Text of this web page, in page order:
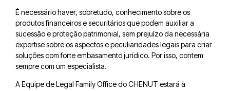
É necessário haver, sobretudo, conhecimento sobre os
produtos financeiros e securitários que podem auxiliar a
sucessão e proteção patrimonial, sem prejuízo da necessária
expertise sobre os aspectos e peculiaridades legais para criar
soluções com forte embasamento jurídico. Por isso, contem
sempre com um especialista.
A Equipe de Legal Family Office do CHENUT estará à